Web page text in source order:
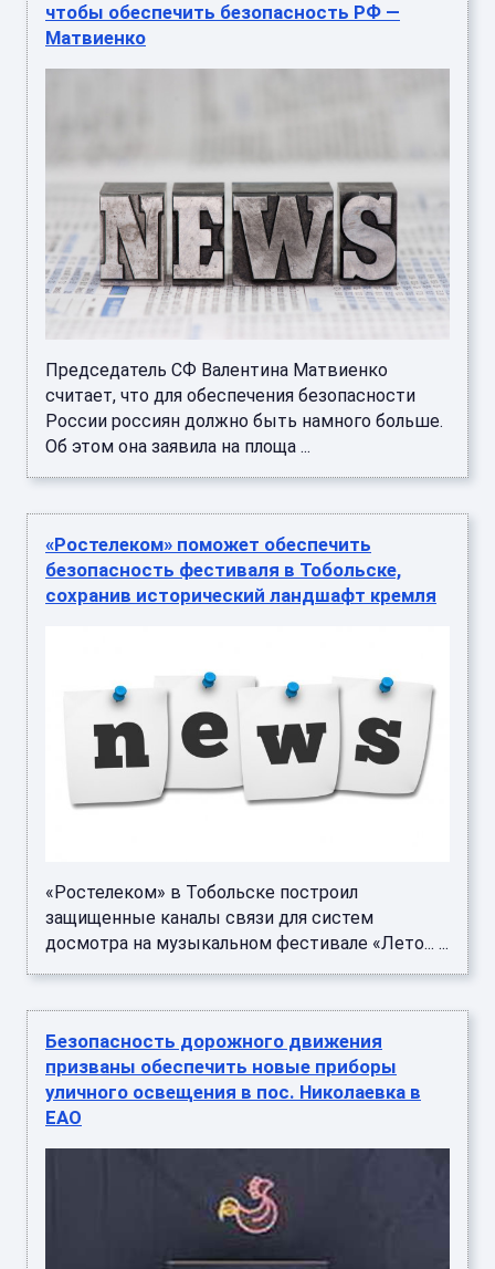
чтобы обеспечить безопасность РФ —
Матвиенко
Председатель СФ Валентина Матвиенко
считает, что для обеспечения безопасности
России россиян должно быть намного больше.
Об этом она заявила на площа ...
«Ростелеком» поможет обеспечить
безопасность фестиваля в Тобольске,
сохранив исторический ландшафт кремля
«Ростелеком» в Тобольске построил
защищенные каналы связи для систем
досмотра на музыкальном фестивале «Лето... ...
Безопасность дорожного движения
призваны обеспечить новые приборы
уличного освещения в пос. Николаевка в
ЕАО